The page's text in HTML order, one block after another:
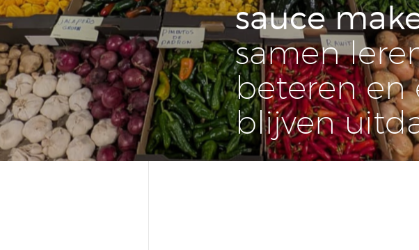
sauce
samen
be­te­ren en
blijven